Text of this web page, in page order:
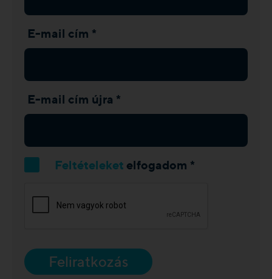
E-mail cím *
E-mail cím újra *
Feltételeket elfogadom *
Feliratkozás